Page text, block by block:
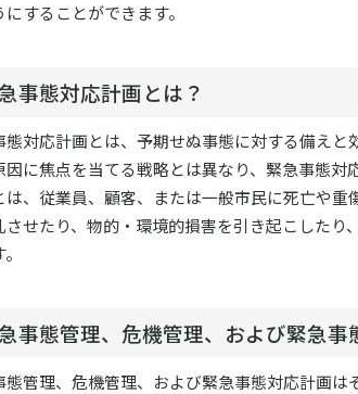
にすることができます。
事態対応計画とは？
態対応計画とは、予期せぬ事態に対する備え
因に焦点を当てる戦略とは異なり、緊急事態
は、従業員、顧客、または一般市民に死亡や
させたり、物的・環境的損害を引き起こした
事態管理、危機管理、および緊急事
態管理、危機管理、および緊急事態対応計画は